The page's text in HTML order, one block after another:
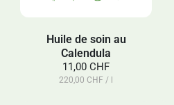
Huile de soin au
Calendula
11,00 CHF
220,00 CHF / l